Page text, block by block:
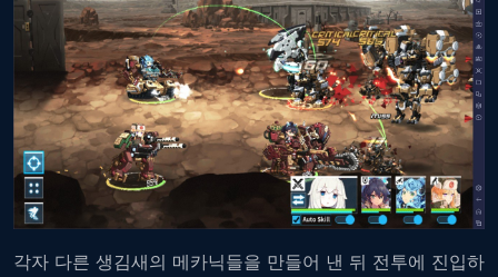
각자 다른 생김새의 메카닉들을 만들어 낸 뒤 전투에 진입하